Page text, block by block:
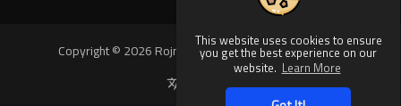
This website uses cookies to ensure
you get the best experience on our
website. Learn More
Copyright © 2026 Rojnews Video. All rights reserved.
Language